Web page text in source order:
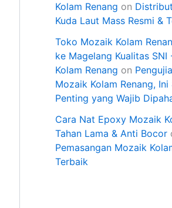
Kolam Renang on
Kuda Laut Mass Resmi &
Toko Mozaik Kolam
ke Magelang Kualitas
Kolam Renang on
Mozaik Kolam Renang, Ini
Penting yang Wajib
Cara Nat Epoxy Mozaik
Tahan Lama & Anti Bocor
Pemasangan Mozaik
Terbaik